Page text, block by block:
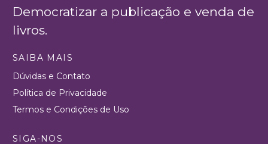
Democratizar a publicação e venda de
livros.
SAIBA MAIS
Dúvidas e Contato
Política de Privacidade
Termos e Condições de Uso
SIGA-NOS